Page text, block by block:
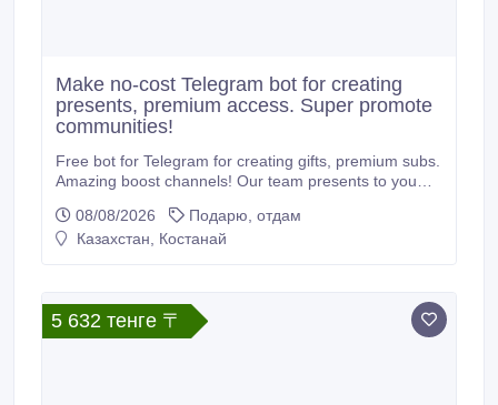
Make no-cost Telegram bot for creating
presents, premium access. Super promote
communities!
Free bot for Telegram for creating gifts, premium subs.
Amazing boost channels! Our team presents to you
possible to generate a variety of gift, such as special
access, information, pictures, clips, visuals, promo
08/08/2026
Подарю, отдам
Казахстан, Костанай
5 632 тенге 〒